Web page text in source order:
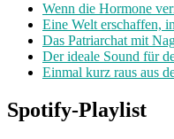
Wenn die Hormone
Eine Welt erschaffen,
Das Patriarchat mit
Der ideale Sound für
Einmal kurz raus aus
Spotify-Playlist